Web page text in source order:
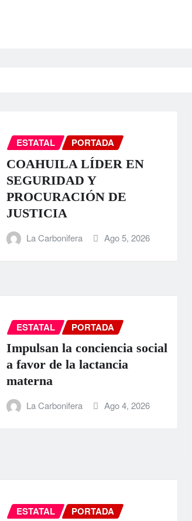
ESTATAL PORTADA
COAHUILA LÍDER EN
SEGURIDAD Y
PROCURACIÓN DE
JUSTICIA
La Carbonifera Ago 5, 2026
ESTATAL PORTADA
Impulsan la conciencia social
a favor de la lactancia
materna
La Carbonifera Ago 4, 2026
ESTATAL PORTADA